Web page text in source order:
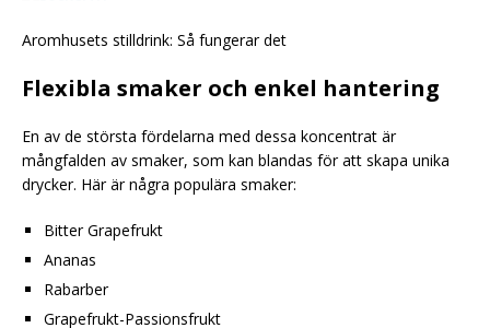
Aromhusets stilldrink: Så fungerar det
Flexibla smaker och enkel hantering
En av de största fördelarna med dessa koncentrat är
mångfalden av smaker, som kan blandas för att skapa unika
drycker. Här är några populära smaker:
Bitter Grapefrukt
Ananas
Rabarber
Grapefrukt-Passionsfrukt